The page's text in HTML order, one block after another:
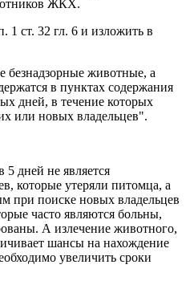
ЖКХ.
1 ст. 32 гл. 6 и изложить в
животные, а
в пунктах содержания
дней, в течение которых
или новых владельцев".
дней не является
которые утеряли питомца, а
при поиске новых владельцев
часто являются больны,
А излечение животного,
шансы на нахождение
увеличить сроки